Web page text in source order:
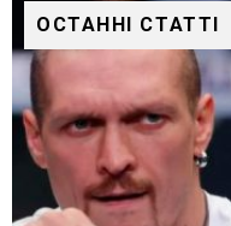
ОСТАННІ СТАТТІ